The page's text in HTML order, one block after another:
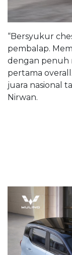
“Bersyukur
pembalap.
dengan penuh
pertama
juara nasional
Nirwan.